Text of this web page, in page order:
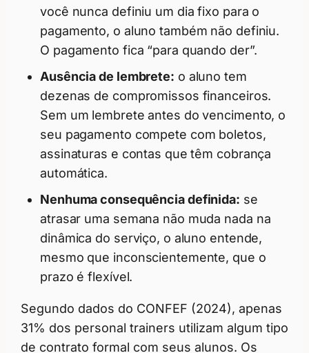
você nunca definiu um dia fixo para o
pagamento, o aluno também não definiu.
O pagamento fica “para quando der”.
Ausência de lembrete: o aluno tem
dezenas de compromissos financeiros.
Sem um lembrete antes do vencimento, o
seu pagamento compete com boletos,
assinaturas e contas que têm cobrança
automática.
Nenhuma consequência definida: se
atrasar uma semana não muda nada na
dinâmica do serviço, o aluno entende,
mesmo que inconscientemente, que o
prazo é flexível.
Segundo dados do CONFEF (2024), apenas
31% dos personal trainers utilizam algum tipo
de contrato formal com seus alunos. Os